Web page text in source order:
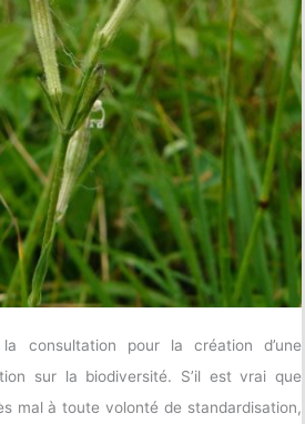
la consultation pour la création d’une
sur la biodiversité. S’il est vrai que
mal à toute volonté de standardisation,